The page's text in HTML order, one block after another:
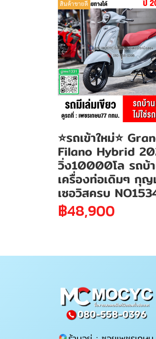
สินค้าขายดี
⭐รถเข้าใหม่⭐
Filano Hybrid
วิ่ง10000โล รถบ้
เครื่องท่อเดิมๆ กุ
เซอวิสครบ
฿48,900